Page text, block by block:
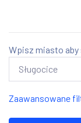
Wpisz miasto aby
Zaawansowane